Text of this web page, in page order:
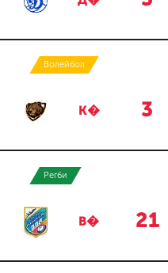
Волейбол
К� 3
Регби
В� 21